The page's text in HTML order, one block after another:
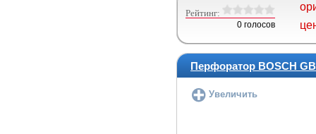
Рейтинг:
0 голосов
Перфоратор BOSCH
Увеличить